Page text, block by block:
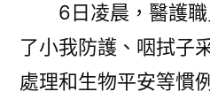
6日凌晨，醫護職
了小我防護、咽拭子
處理和生物平安等慣